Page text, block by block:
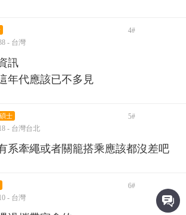
4#
- 台灣
訊
年代應該已不多見
碩士 5#
- 台灣台北
系牽繩或者關籠搭乘應該都沒差吧
6#
- 台灣